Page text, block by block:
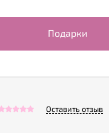
Подарки
Оставить отзыв